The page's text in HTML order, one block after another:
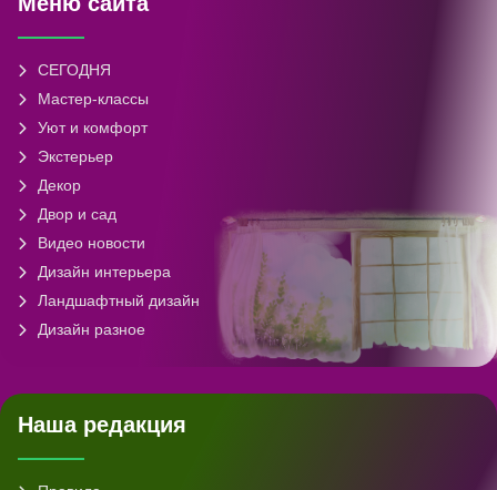
СЕГОДНЯ
Мастер-классы
Уют и комфорт
Экстерьер
Декор
Двор и сад
Видео новости
Дизайн интерьера
Ландшафтный дизайн
Дизайн разное
Наша редакция